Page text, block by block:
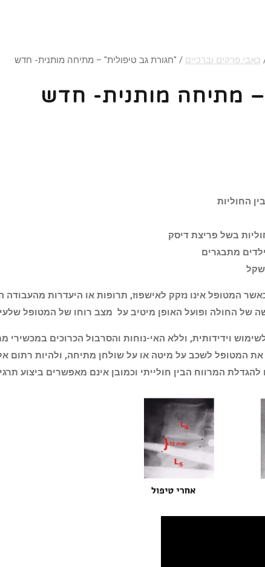
כאבי פרקים וברכיים / "חגורת גב טיפולית" – מתיחה מותנית- חדש
– מתיחה מותנית- חדש
בשל פריצת דיסק
מתבגרים
של 30 דקות כל טיפול ,כאשר המטופל אינו נזקק לאישפוז, תרופות או
של החולה ופועל האופן מיטיב על מצב רוחו של המטופל
וידידותית, וללא האי-נוחות והסרבול הכרוכים
את המטופל לשכב על מיטה או על שולחן מתיחה, ולהיות רתום
להגדלת המרווח הבין חולייתי וכמובן אינם מאפשרים ביצוע